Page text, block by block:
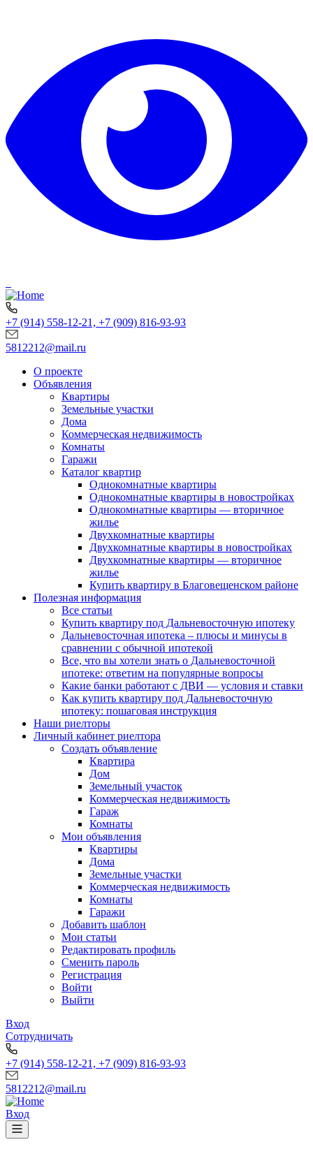
+7 (914) 558-12-21, +7 (909) 816-93-93
5812212@mail.ru
О проекте
Объявления
Квартиры
Земельные участки
Дома
Коммерческая недвижимость
Комнаты
Гаражи
Каталог квартир
Однокомнатные квартиры
Однокомнатные квартиры в новостройках
Однокомнатные квартиры — вторичное
жилье
Двухкомнатные квартиры
Двухкомнатные квартиры в новостройках
Двухкомнатные квартиры — вторичное
жилье
Купить квартиру в Благовещенском районе
Полезная информация
Все статьи
Купить квартиру под Дальневосточную ипотеку
Дальневосточная ипотека – плюсы и минусы в
сравнении с обычной ипотекой
Все, что вы хотели знать о Дальневосточной
ипотеке: ответим на популярные вопросы
Какие банки работают с ДВИ — условия и ставки
Как купить квартиру под Дальневосточную
ипотеку: пошаговая инструкция
Наши риелторы
Личный кабинет риелтора
Cоздать объявление
Квартира
Дом
Земельный участок
Коммерческая недвижимость
Гараж
Комнаты
Мои объявления
Квартиры
Дома
Земельные участки
Коммерческая недвижимость
Комнаты
Гаражи
Добавить шаблон
Мои статьи
Редактировать профиль
Сменить пароль
Регистрация
Войти
Выйти
Вход
Сотрудничать
+7 (914) 558-12-21, +7 (909) 816-93-93
5812212@mail.ru
Вход